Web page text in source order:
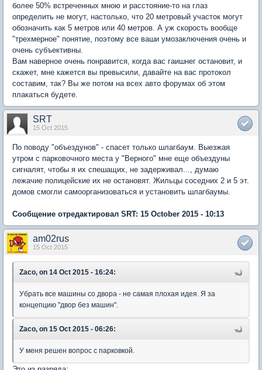
более 50% встреченных мною и расстояние-то на глаз
определить не могут, настолько, что 20 метровый участок могут
обозначить как 5 метров или 40 метров. А уж скорость вообще
"трехмерное" понятие, поэтому все ваши умозаключения очень и
очень субъективны.
Вам наверное очень понравится, когда вас гаишнег остановит, и
скажет, мне кажется вы превысили, давайте на вас протокол
составим, так? Вы же потом на всех авто форумах об этом
плакаться будете.
SRT
15 Oct 2015
По поводу "объездунов" - спасет только шлагбаум. Выезжая
утром с парковочного места у "Верного" мне еще объездуны
сигналят, чтобы я их спешащих, не задерживал..., думаю
лежачие полицейские их не остановят. Жильцы соседних 2 и 5 эт.
домов смогли самоорганизоваться и установить шлагбаумы.
Сообщение отредактировал SRT: 15 October 2015 - 10:13
am02rus
15 Oct 2015
Zaco, on 14 Oct 2015 - 16:24:
Убрать все машины со двора - не самая плохая идея. Я за
концепцию "двор без машин".
Zaco, on 15 Oct 2015 - 06:26:
У меня решен вопрос с парковкой.